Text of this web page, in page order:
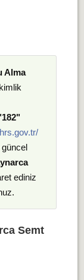
Alma
güncel
ediniz
Semt